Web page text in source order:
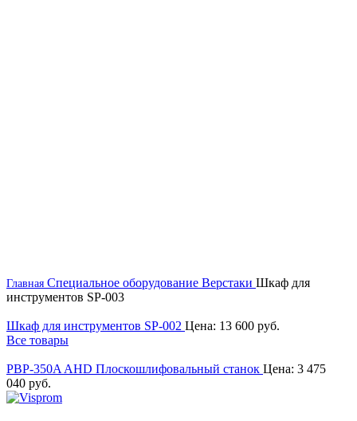
Главная Специальное оборудование Верстаки Шкаф для
инструментов SP-003
Шкаф для инструментов SP-002 Цена: 13 600 руб.
Все товары
PBP-350A AHD Плоскошлифовальный станок Цена: 3 475
040 руб.